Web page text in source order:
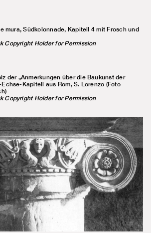
mura, Südkolonnade, Kapitell 4 mit Frosch und
Copyright Holder for Permission
der „Anmerkungen über die Baukunst der
Kapitell aus Rom, S. Lorenzo (Foto
Copyright Holder for Permission